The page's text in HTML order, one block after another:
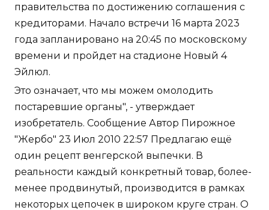
правительства по достижению соглашения с
кредиторами. Начало встречи 16 марта 2023
года запланировано на 20:45 по московскому
времени и пройдет на стадионе Новый 4
Эйлюл.
Это означает, что мы можем омолодить
постаревшие органы", - утверждает
изобретатель. Сообщение Автор Пирожное
"Жербо" 23 Июл 2010 22:57 Предлагаю ещё
один рецепт венгерской выпечки. В
реальности каждый конкретный товар, более-
менее продвинутый, производится в рамках
некоторых цепочек в широком круге стран. О